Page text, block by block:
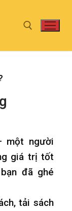
một người
giá trị tốt
đã ghé
tải sách